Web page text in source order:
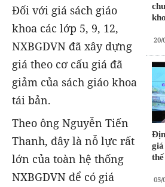
20/
05/
Đối với giá sách giáo
khoa các lớp 5, 9, 12,
NXBGDVN đã xây dựng
giá theo cơ cấu giá đã
giảm của sách giáo khoa
tái bản.
Theo ông Nguyễn Tiến
Thanh, đây là nỗ lực rất
lớn của toàn hệ thống
NXBGDVN để có giá